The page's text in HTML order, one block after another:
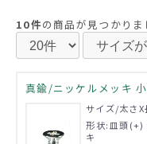
10件の商品が見つかりま
真鍮/ニッケルメッキ
サイズ/太さ
形状:皿頭(+)
キ